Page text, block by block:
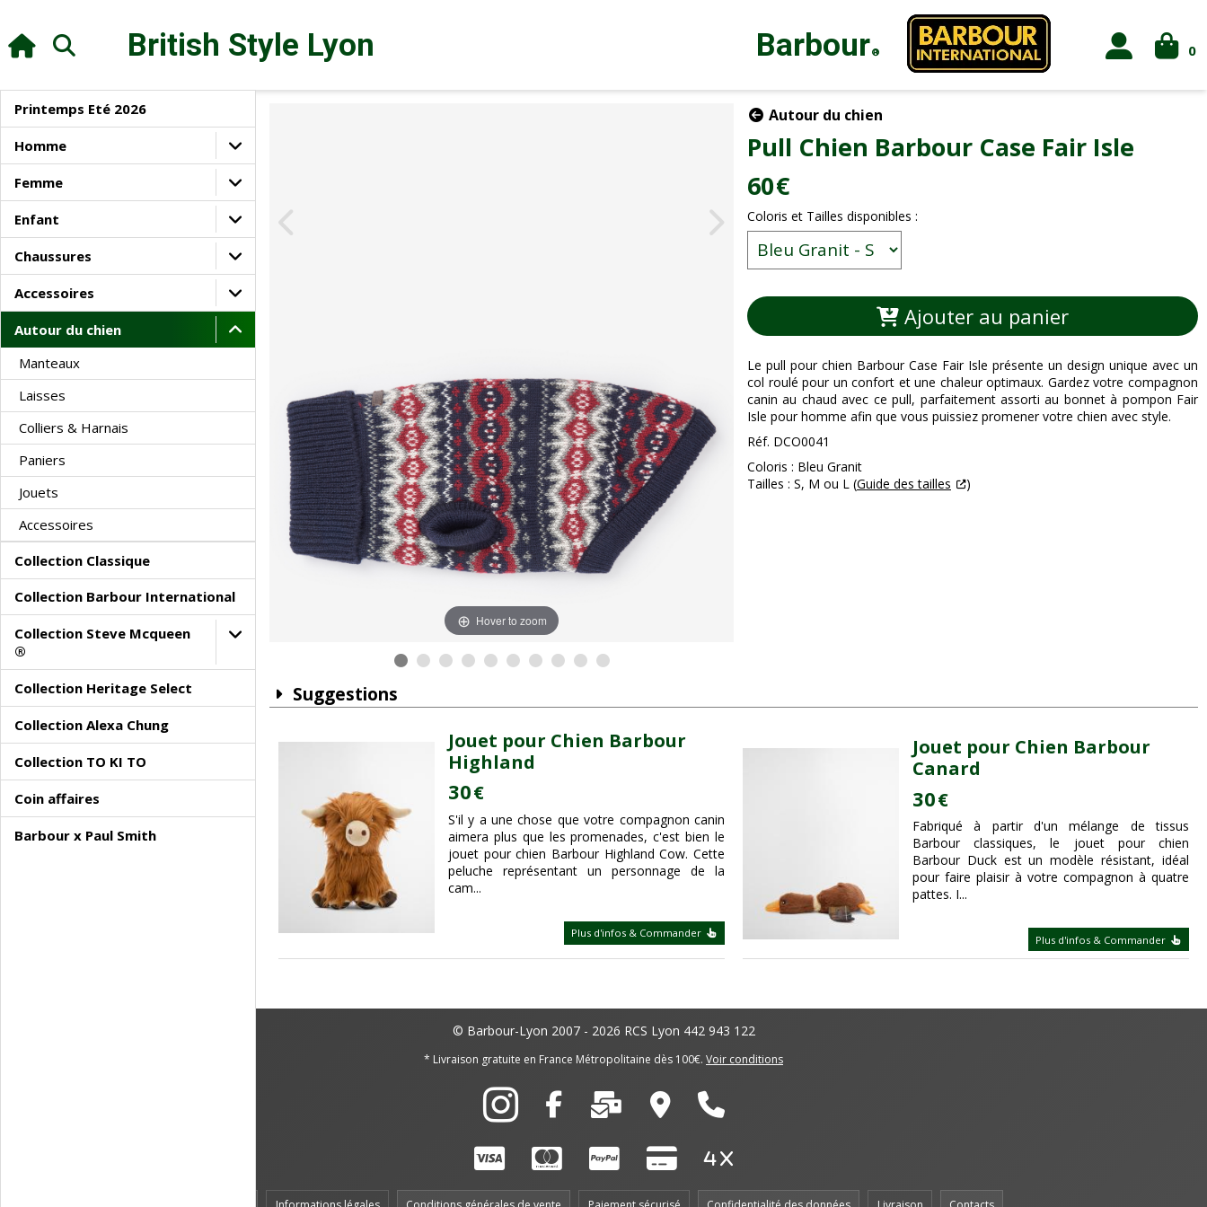
British Style Lyon Barbour® 0
Printemps Eté 2026
Homme
Femme
Enfant
Chaussures
Accessoires
Autour du chien
Manteaux
Laisses
Colliers & Harnais
Paniers
Jouets
Accessoires
Collection Classique
Collection Barbour International
Collection Steve Mcqueen
®
Collection Heritage Select
Collection Alexa Chung
Collection TO KI TO
Coin affaires
Barbour x Paul Smith
Hover to zoom
Autour du chien
Pull Chien Barbour Case Fair Isle
60€
Coloris et Tailles disponibles :
Ajouter au panier
Le pull pour chien Barbour Case Fair Isle présente un design unique avec un
col roulé pour un confort et une chaleur optimaux. Gardez votre compagnon
canin au chaud avec ce pull, parfaitement assorti au bonnet à pompon Fair
Isle pour homme afin que vous puissiez promener votre chien avec style.
Réf. DCO0041
Coloris : Bleu Granit
Tailles : S, M ou L (Guide des tailles )
Suggestions
Jouet pour Chien Barbour
Highland
30€
S'il y a une chose que votre compagnon canin
aimera plus que les promenades, c'est bien le
jouet pour chien Barbour Highland Cow. Cette
peluche représentant un personnage de la
cam...
Plus d'infos & Commander
Jouet pour Chien Barbour
Canard
30€
Fabriqué à partir d'un mélange de tissus
Barbour classiques, le jouet pour chien
Barbour Duck est un modèle résistant, idéal
pour faire plaisir à votre compagnon à quatre
pattes. I...
Plus d'infos & Commander
© Barbour-Lyon 2007 - 2026 RCS Lyon 442 943 122
* Livraison gratuite en France Métropolitaine dès 100€. Voir conditions